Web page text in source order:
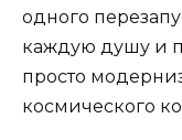
одного
каждую душу и
просто
космического